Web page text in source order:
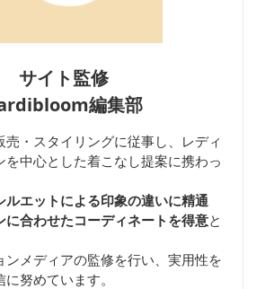
サイト監修
編集部
売・スタイリングに従事し、レディ
を中心とした着こなし提案に携わっ
ルエットによる印象の違いに精通
に合わせたコーディネートを得意と
ンメディアの監修を行い、実用性を
努めています。